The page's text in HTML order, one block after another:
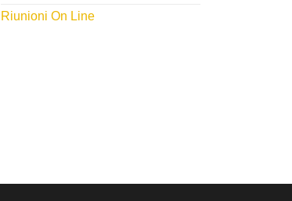
Riunioni On Line